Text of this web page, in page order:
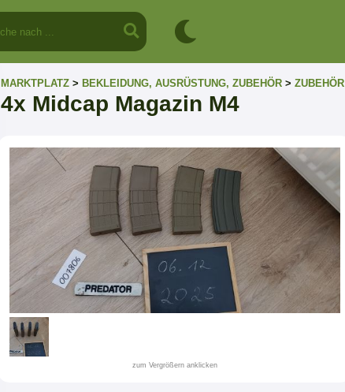
MARKTPLATZ > BEKLEIDUNG, AUSRÜSTUNG, ZUBEHÖR > ZUBEHÖR
4x Midcap Magazin M4
zum Vergrößern anklicken